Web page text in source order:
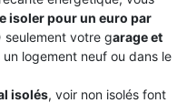
isoler pour un euro par
seulement votre garage et
logement neuf ou dans le
isolés, voir non isolés font